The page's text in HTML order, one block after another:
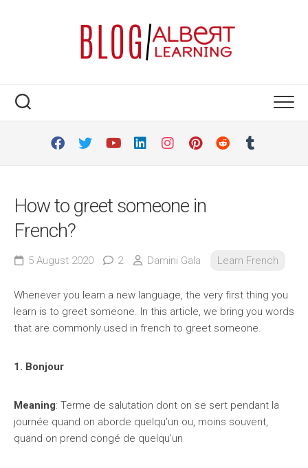
How to greet someone in
French?
5 August 2020 2 Damini Gala Learn French
Whenever you learn a new language, the very first thing you
learn is to greet someone. In this article, we bring you words
that are commonly used in french to greet someone.
1. Bonjour
Meaning: Terme de salutation dont on se sert pendant la
journée quand on aborde quelqu’un ou, moins souvent,
quand on prend congé de quelqu’un